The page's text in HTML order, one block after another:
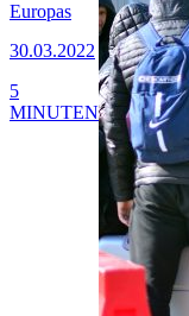
Europas
30.03.2022
5
MINUTEN